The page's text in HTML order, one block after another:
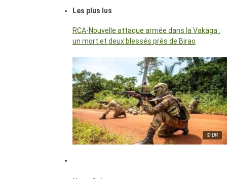
Les plus lus
RCA-Nouvelle attaque armée dans la Vakaga :
un mort et deux blessés près de Birao
© DR